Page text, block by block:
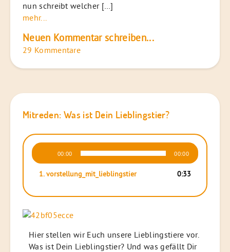
nun schreibt welcher […]
mehr...
Neuen Kommentar schreiben...
29 Kommentare
Mitreden: Was ist Dein Lieblingstier?
Audio-
Player
00:00 00:00
1.vorstellung_mit_lieblingstier 0:33
Hier stellen wir Euch unsere Lieblingstiere vor.
Was ist Dein Lieblingstier? Und was gefällt Dir